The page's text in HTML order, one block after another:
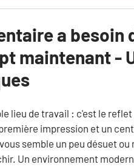
a besoin
maintenant -
lieu de travail : c'est le
impression et un
semble un peu désuet ou
Un environnement